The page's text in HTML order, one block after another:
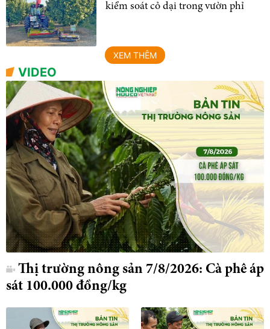
kiểm soát cỏ dại trong vườn phỉ
XEM THÊM
VIDEO
Thị trường nông sản 7/8/2026: Cà phê áp
sát 100.000 đồng/kg